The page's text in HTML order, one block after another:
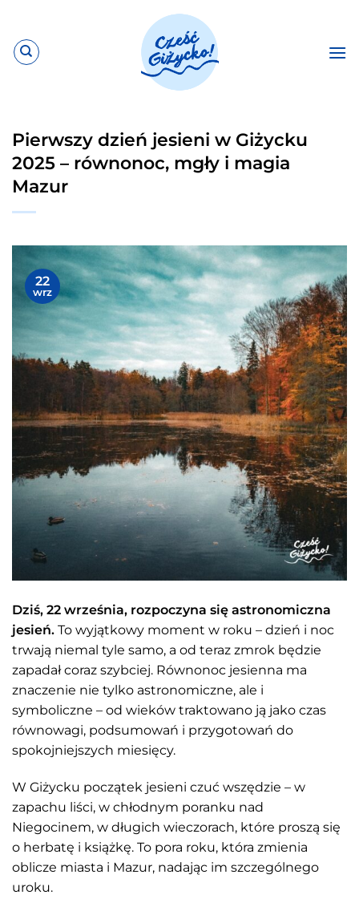
zawartości
Pierwszy dzień jesieni w Giżycku
2025 – równonoc, mgły i magia
Mazur
22
wrz
Dziś, 22 września, rozpoczyna się astronomiczna
jesień. To wyjątkowy moment w roku – dzień i noc
trwają niemal tyle samo, a od teraz zmrok będzie
zapadał coraz szybciej. Równonoc jesienna ma
znaczenie nie tylko astronomiczne, ale i
symboliczne – od wieków traktowano ją jako czas
równowagi, podsumowań i przygotowań do
spokojniejszych miesięcy.
W Giżycku początek jesieni czuć wszędzie – w
zapachu liści, w chłodnym poranku nad
Niegocinem, w długich wieczorach, które proszą się
o herbatę i książkę. To pora roku, która zmienia
oblicze miasta i Mazur, nadając im szczególnego
uroku.